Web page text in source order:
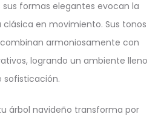
formas elegantes evocan la
en movimiento. Sus tonos
armoniosamente con
logrando un ambiente lleno
sofisticación.
árbol navideño transforma por